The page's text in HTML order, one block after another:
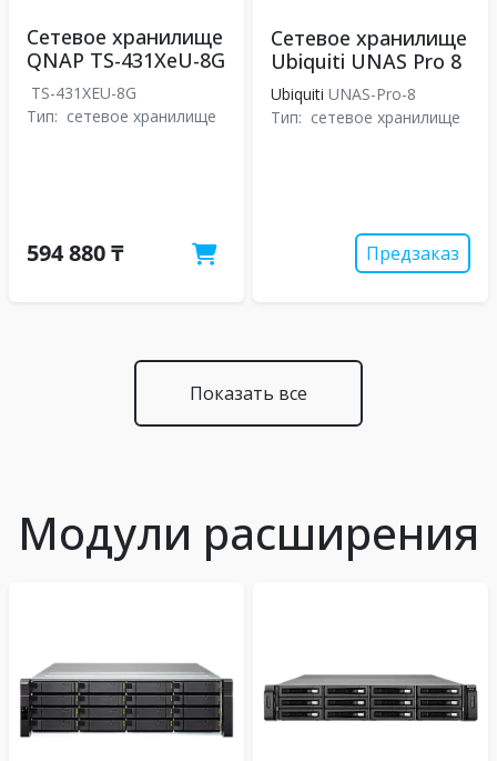
Сетевое хранилище
QNAP TS-431XeU-8G
TS-431XEU-8G
Тип: сетевое хранилище
594 880 ₸
Сетевое хранилище
Ubiquiti UNAS Pro 8
Ubiquiti UNAS-Pro-8
Тип: сетевое хранилище
Предзаказ
Показать все
Модули расширения